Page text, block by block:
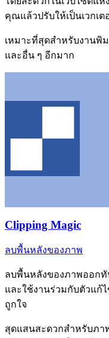
คุณแล้วปรับให้เป็นเวกเ
เหมาะที่สุดสำหรับงานพิ
และอื่น ๆ อีกมาก
Clipping Magic
ลบพื้นหลังของภาพ
ลบพื้นหลังของภาพออก
และใช้งานร่วมกับตัวแก้
ถูกใจ
สุดแสนสะดวกสำหรับภา